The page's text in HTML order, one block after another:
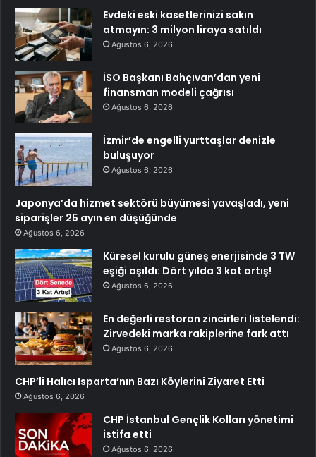
Evdeki eski kasetlerinizi sakın
atmayın: 3 milyon liraya satıldı
Ağustos 6, 2026
İSO Başkanı Bahçıvan’dan yeni
finansman modeli çağrısı
Ağustos 6, 2026
İzmir’de engelli yurttaşlar denizle
buluşuyor
Ağustos 6, 2026
Japonya’da hizmet sektörü büyümesi yavaşladı, yeni
siparişler 25 ayın en düşüğünde
Ağustos 6, 2026
Küresel kurulu güneş enerjisinde 3 TW
eşiği aşıldı: Dört yılda 3 kat artış!
Ağustos 6, 2026
En değerli restoran zincirleri listelendi:
Zirvedeki marka rakiplerine fark attı
Ağustos 6, 2026
CHP’li Halıcı Isparta’nın Bazı Köylerini Ziyaret Etti
Ağustos 6, 2026
CHP İstanbul Gençlik Kolları yönetimi
istifa etti
Ağustos 6, 2026